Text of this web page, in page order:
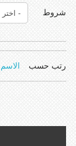
شروط
رتب حسب الاسم